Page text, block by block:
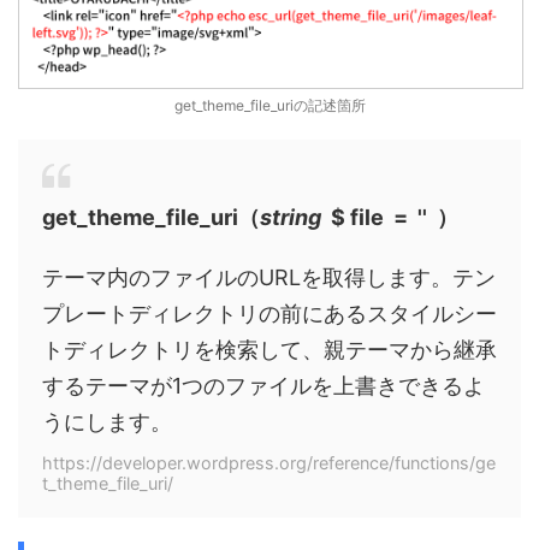
get_theme_file_uriの記述箇所
get_theme_file_uri（string $ file = '' ）
テーマ内のファイルのURLを取得します。テン
プレートディレクトリの前にあるスタイルシー
トディレクトリを検索して、親テーマから継承
するテーマが1つのファイルを上書きできるよ
うにします。
https://developer.wordpress.org/reference/functions/ge
t_theme_file_uri/